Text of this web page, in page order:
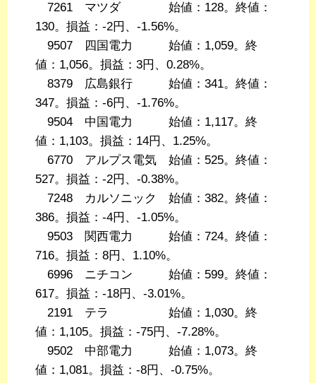
7261 マツダ 始値：128。終値：
130。損益：-2円、-1.56%。
9507 四国電力 始値：1,059。終
値：1,056。損益：3円、0.28%。
8379 広島銀行 始値：341。終値：
347。損益：-6円、-1.76%。
9504 中国電力 始値：1,117。終
値：1,103。損益：14円、1.25%。
6770 アルプス電気 始値：525。終値：
527。損益：-2円、-0.38%。
7248 カルソニック 始値：382。終値：
386。損益：-4円、-1.05%。
9503 関西電力 始値：724。終値：
716。損益：8円、1.10%。
6996 ニチコン 始値：599。終値：
617。損益：-18円、-3.01%。
2191 テラ 始値：1,030。終
値：1,105。損益：-75円、-7.28%。
9502 中部電力 始値：1,073。終
値：1,081。損益：-8円、-0.75%。